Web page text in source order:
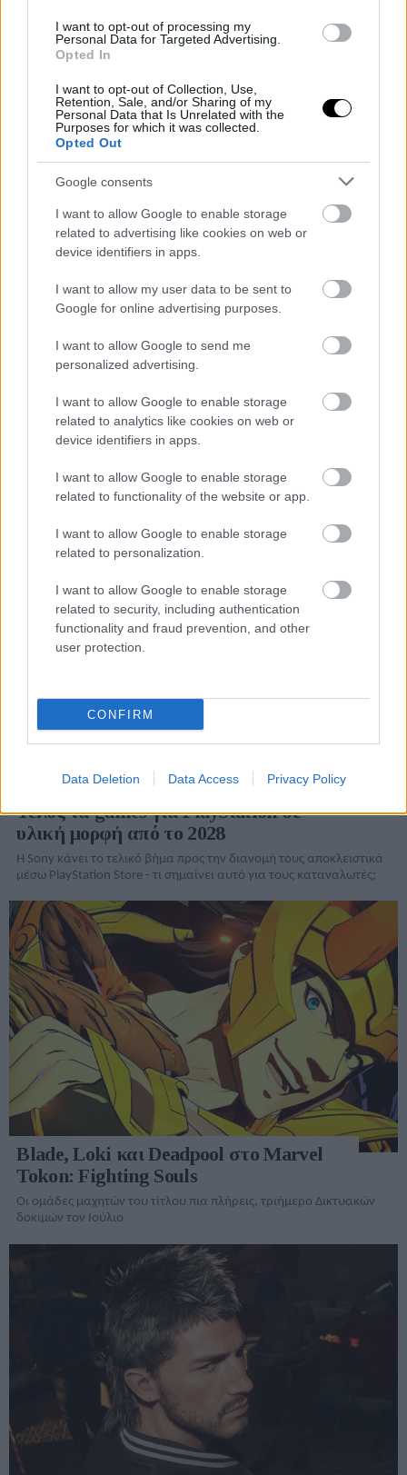
I want to opt-out of processing my
Personal Data for Targeted Advertising.
Opted In
I want to opt-out of Collection, Use,
Retention, Sale, and/or Sharing of my
Personal Data that Is Unrelated with the
Purposes for which it was collected.
Opted Out
Google consents
I want to allow Google to enable storage
related to advertising like cookies on web or
device identifiers in apps.
I want to allow my user data to be sent to
Google for online advertising purposes.
I want to allow Google to send me
personalized advertising.
I want to allow Google to enable storage
related to analytics like cookies on web or
device identifiers in apps.
I want to allow Google to enable storage
related to functionality of the website or app.
I want to allow Google to enable storage
related to personalization.
I want to allow Google to enable storage
related to security, including authentication
functionality and fraud prevention, and other
user protection.
CONFIRM
Data Deletion Data Access Privacy Policy
Games του αρχικού Xbox διαθέσιμα και
για Windows 11
Τίτλοι ηλικίας 20 ετών ίσως δεν ενθουσιάσουν τους PC gamers,
όμως είναι ενδιαφέροντες για άλλον, διαφορετικό λόγο
ΣΤΟ ΠΡΟΣΚΗΝΙΟ
Ο αντίκτυπος του τίτλου της Rockstar στην αγορά θα είναι εν τέλει
(και) αρνητικός, όλοι οι λόγοι
ΘΕΜΑΤΑ / ΣΧΟΛΙΑ
Τέλος τα games για PlayStation σε
υλική μορφή από το 2028
Η Sony κάνει το τελικό βήμα προς την διανομή τους αποκλειστικά
μέσω PlayStation Store - τι σημαίνει αυτό για τους καταναλωτές;
Blade, Loki και Deadpool στο Marvel
Tokon: Fighting Souls
Οι ομάδες μαχητών του τίτλου πια πλήρεις, τριήμερο Δικτυακών
δοκιμών τον Ιούλιο